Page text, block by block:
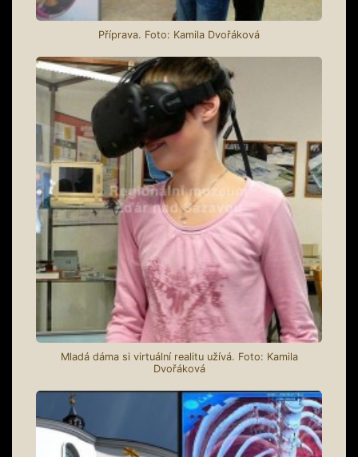
Příprava. Foto: Kamila Dvořáková
Mladá dáma si virtuální realitu užívá. Foto: Kamila
Dvořáková